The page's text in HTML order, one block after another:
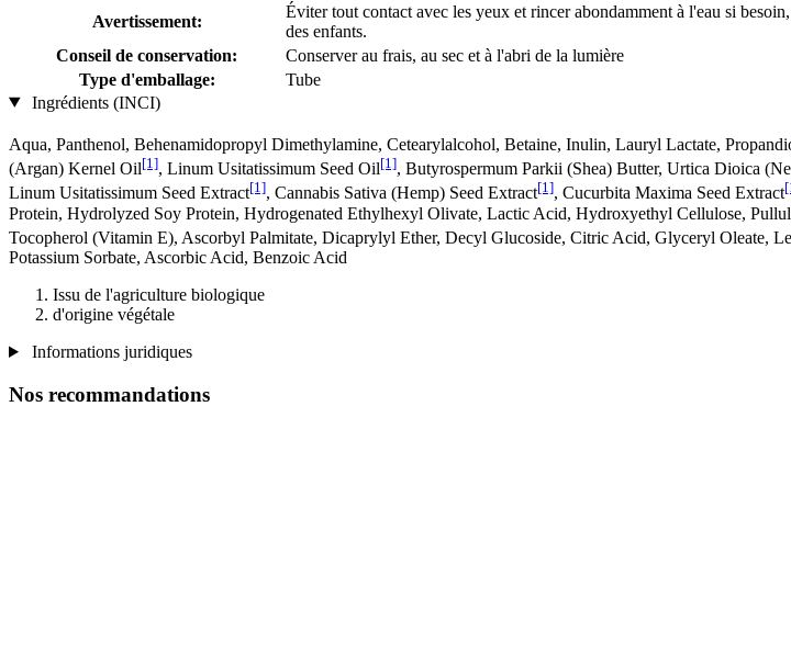
Avertissement:
Éviter tout contact avec les yeux et rincer abondamment à l'eau si
des enfants.
Conseil de conservation:
Conserver au frais, au sec et à l'abri de la lumière
Type d'emballage:
Tube
Ingrédients (INCI)
Aqua, Panthenol, Behenamidopropyl Dimethylamine, Cetearylalcohol, Betaine, Inulin, Lauryl Lactate,
(Argan) Kernel Oil[1], Linum Usitatissimum Seed Oil[1], Butyrospermum Parkii (Shea) Butter, Urtica Dioica
Linum Usitatissimum Seed Extract[1], Cannabis Sativa (Hemp) Seed Extract[1], Cucurbita Maxima Seed Extract
Protein, Hydrolyzed Soy Protein, Hydrogenated Ethylhexyl Olivate, Lactic Acid, Hydroxyethyl Cellulose,
Tocopherol (Vitamin E), Ascorbyl Palmitate, Dicaprylyl Ether, Decyl Glucoside, Citric Acid, Glyceryl Oleate,
Potassium Sorbate, Ascorbic Acid, Benzoic Acid
Issu de l'agriculture biologique
d'origine végétale
Informations juridiques
Nos recommandations